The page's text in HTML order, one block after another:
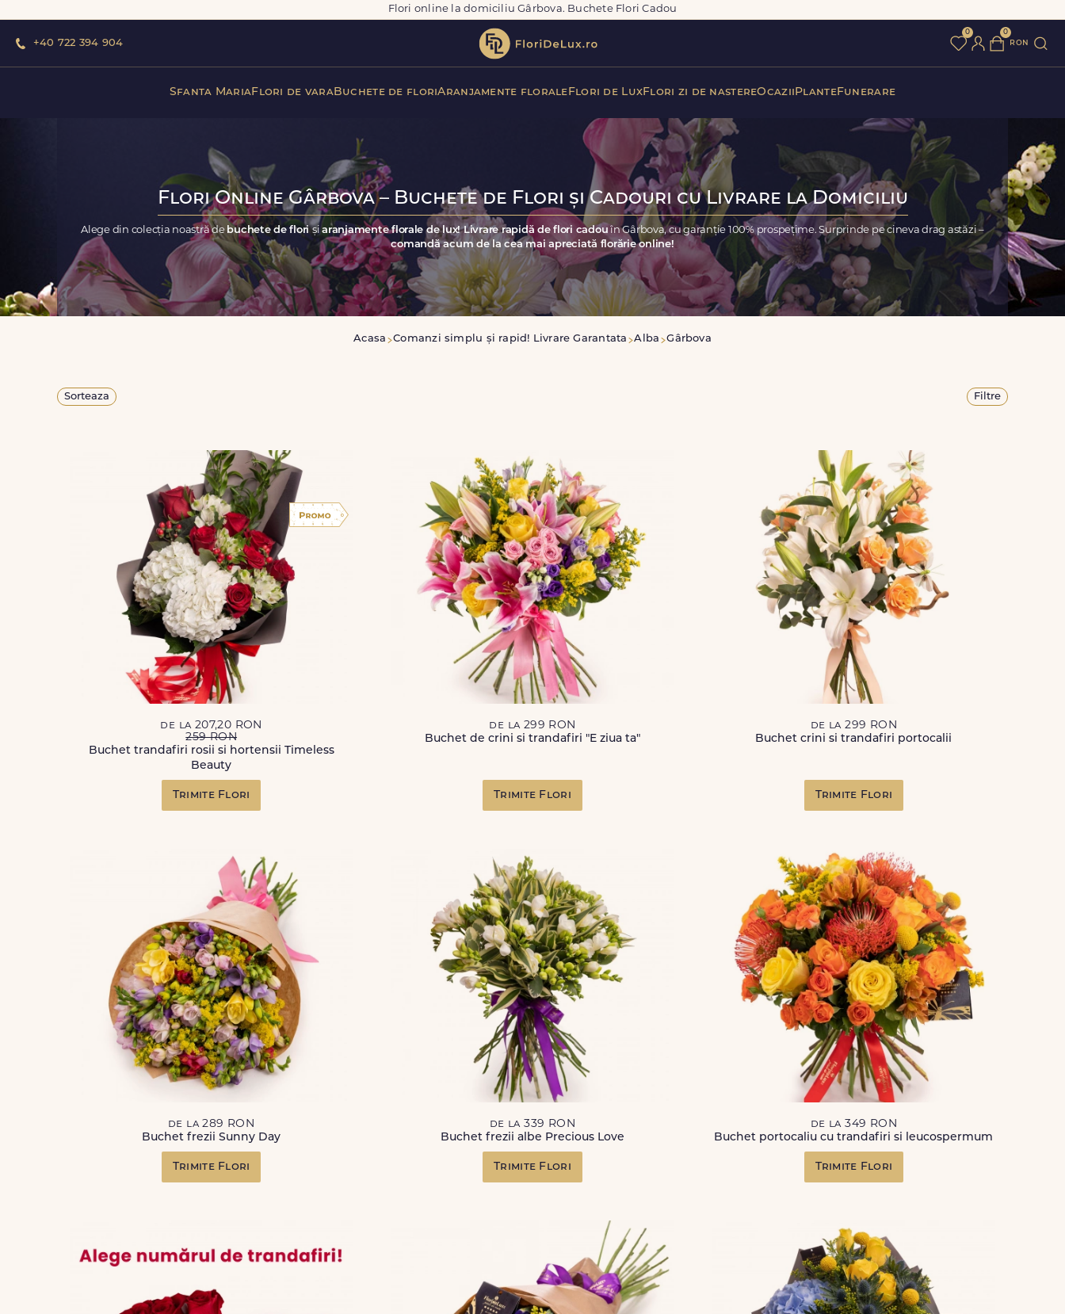
Flori online la domiciliu Gârbova. Buchete Flori Cadou
+40 722 394 904
0 0
ron
Sfanta MariaFlori de varaBuchete de floriAranjamente florale Flori de LuxFlori zi de nastereOcazii PlanteFunerare
Flori Online Gârbova – Buchete de Flori și Cadouri cu Livrare la Domiciliu
Alege din colecția noastră de buchete de florișiaranjamente florale de lux! Livrare rapidă de flori cadou în Gârbova, cu garanție 100% prospețime. Surprinde pe cineva drag astăzi –
comandă acum de la cea mai apreciată florărie online!
Acasa Comanzi simplu și rapid! Livrare Garantata Alba Gârbova
Sorteaza Filtre
de la 207,20 RON
259 RON
Buchet trandafiri rosii si hortensii Timeless
Beauty
Trimite Flori
de la 299 RON
Buchet de crini si trandafiri "E ziua ta"
Trimite Flori
de la 299 RON
Buchet crini si trandafiri portocalii
Trimite Flori
de la 289 RON
Buchet frezii Sunny Day
Trimite Flori
de la 339 RON
Buchet frezii albe Precious Love
Trimite Flori
de la 349 RON
Buchet portocaliu cu trandafiri si leucospermum
Trimite Flori